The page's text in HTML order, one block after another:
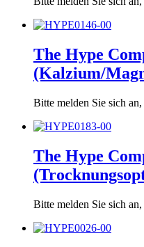
The Hype
(Kalzium/
Bitte melden Sie sich
The Hype
Bitte melden Sie sich